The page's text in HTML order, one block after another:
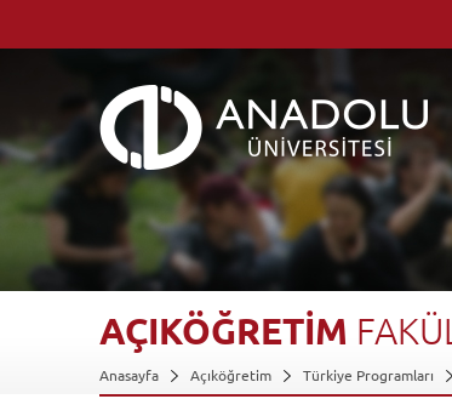
AÇIKÖĞRETİM
Anasayfa Açıköğretim Türkiye Programları